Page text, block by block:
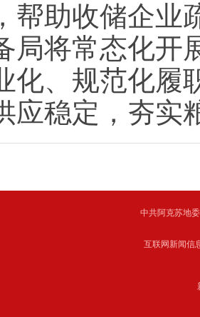
帮助收储企业
局将常态化开
化、规范化履
应稳定，夯实
中共阿克苏地
互联网新闻